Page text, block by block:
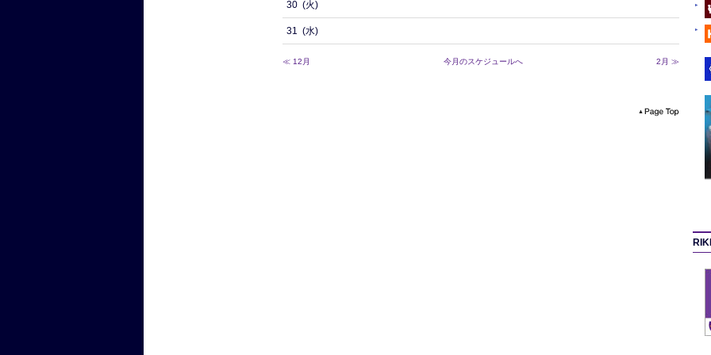
30 (火)
31 (水)
≪ 12月 2月 ≫
今月のスケジュールへ